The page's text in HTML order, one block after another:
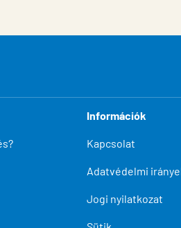
Információk
Kapcsolat
Adatvédelmi
Jogi nyilatkozat